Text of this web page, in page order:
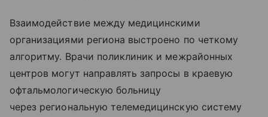
Взаимодействие между медицинскими
организациями региона выстроено по четкому
алгоритму. Врачи поликлиник и межрайонных
центров могут направлять запросы в краевую
офтальмологическую больницу
через региональную телемедицинскую систему